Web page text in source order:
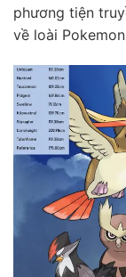
phương tiện
về loài Pokemon